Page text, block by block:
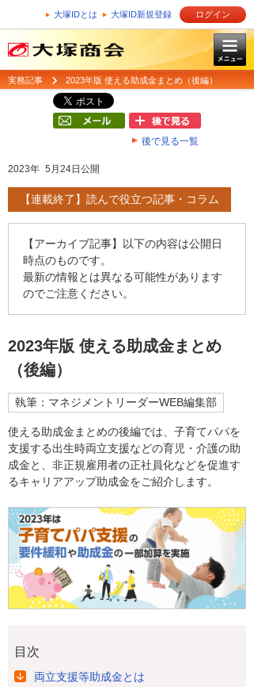
大塚IDとは 大塚ID新規登録 ログイン
実務記事 2023年版 使える助成金まとめ（後編）
後で見る一覧
2023年 5月24日公開
【連載終了】読んで役立つ記事・コラム
【アーカイブ記事】以下の内容は公開日
時点のものです。
最新の情報とは異なる可能性があります
のでご注意ください。
2023年版 使える助成金まとめ
（後編）
執筆：マネジメントリーダーWEB編集部
使える助成金まとめの後編では、子育てパパを
支援する出生時両立支援などの育児・介護の助
成金と、非正規雇用者の正社員化などを促進す
るキャリアアップ助成金をご紹介します。
目次
両立支援等助成金とは